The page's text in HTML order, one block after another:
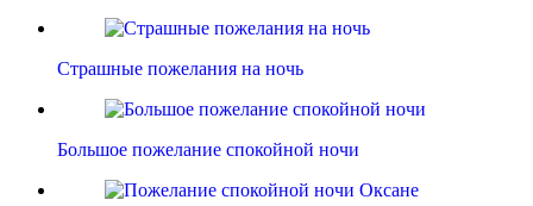
Страшные пожелания на ночь
Большое пожелание спокойной ночи